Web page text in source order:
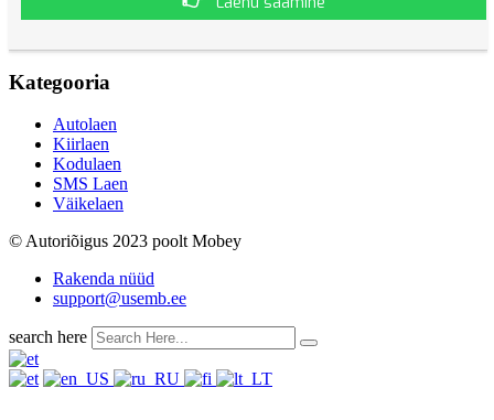
Kategooria
Autolaen
Kiirlaen
Kodulaen
SMS Laen
Väikelaen
© Autoriõigus 2023 poolt Mobey
Rakenda nüüd
support@usemb.ee
search here